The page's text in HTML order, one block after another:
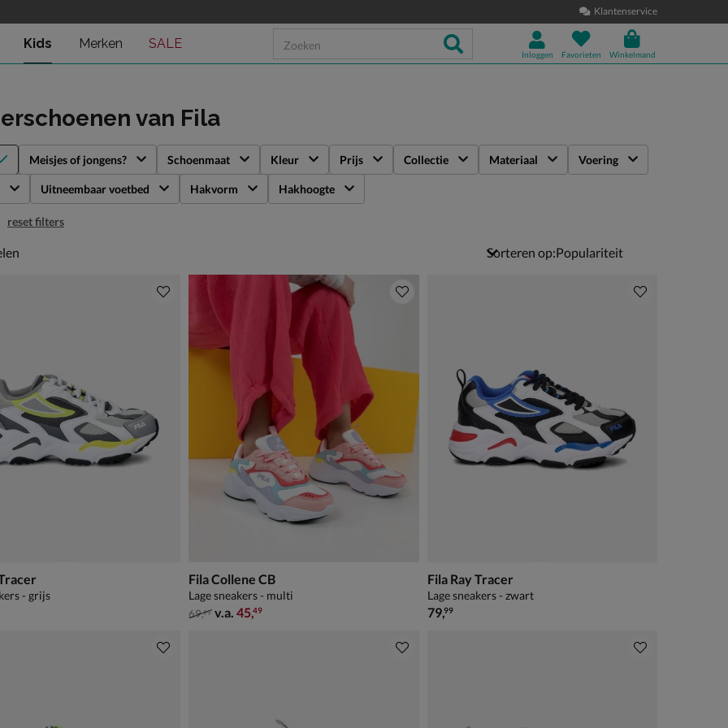
Klantenservice
Kids Merken SALE
Inloggen Favorieten Winkelmand
van Fila
Meisjes of jongens? Schoenmaat Kleur Prijs Collectie Materiaal Voering
Uitneembaar voetbed Hakvorm Hakhoogte
reset filters
Sorteren op:
- grijs
Fila Collene CB
Lage sneakers - multi
van € 69,99 vanaf € 45,49
69,99 v.a. 45,49
Fila Ray Tracer
Lage sneakers - zwart
€ 79,99
79,99